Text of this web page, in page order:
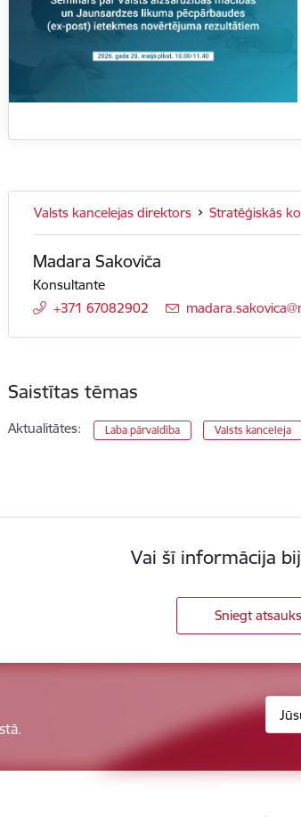
Valsts kancelejas direktors Stratēģiskās
Madara Sakoviča
Konsultante
+371 67082902
E-pasts:
Saistītas tēmas
Aktualitātes: Laba pārvaldība Valsts kanceleja
Vai šī informācija
Sniegt